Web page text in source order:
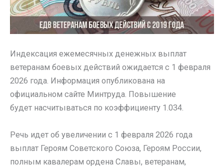
Индексация ежемесячных денежных выплат
ветеранам боевых действий ожидается с 1 февраля
2026 года. Информация опубликована на
официальном сайте Минтруда. Повышение
будет насчитываться по коэффициенту 1.034.
Речь идет об увеличении с 1 февраля 2026 года
выплат Героям Советского Союза, Героям России,
полным кавалерам ордена Славы, ветеранам,